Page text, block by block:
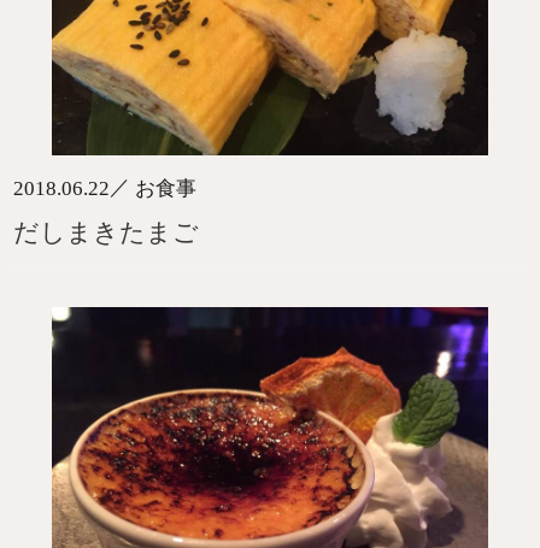
2018.06.22 ／ お食事
だしまきたまご